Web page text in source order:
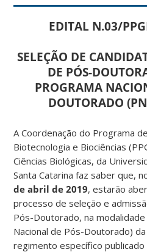
EDITAL N.03/
SELEÇÃO DE
DE PÓS-
PROGRAMA
DOUTORADO
A Coordenação do Programa
Biotecnologia e Biociências
Ciências Biológicas, da
Santa Catarina faz saber que,
de abril de 2019, estarão
processo de seleção e
Pós-Doutorado, na
Nacional de Pós-Doutorado) da
regimento específico publicado